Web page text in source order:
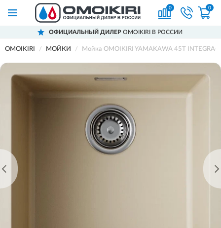
0 0
ОФИЦИАЛЬНЫЙ ДИЛЕР OMOIKIRI В РОССИИ
OMOIKIRI МОЙКИ Мойка OMOIKIRI YAMAKAWA 45Т